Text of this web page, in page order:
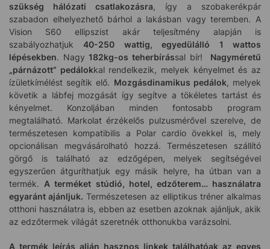
szükség hálózati csatlakozásra, így a szobakerékpár
szabadon elhelyezhető bárhol a lakásban vagy teremben. A
Vision S60 ellipszist akár teljesítmény alapján is
szabályozhatjuk40-250 wattig, egyedülálló 1 wattos
lépésekben. Nagy182kg-os teherbírással bír! Nagyméretű
„párnázott” pedálokkal rendelkezik, melyek kényelmet és az
ízületkímélést segítik elő. Mozgásdinamikus pedálok, melyek
követik a lábfej mozgását így segítve a tökéletes tartást és
kényelmet. Konzoljában minden fontosabb program
megtalálható. Markolat érzékelős pulzusmérővel szerelve, de
természetesen kompatibilis a Polar cardio övekkel is, mely
opcionálisan megvásárolható hozzá. Természetesen szállító
görgő is található az edzőgépen, melyek segítségével
egyszerűen átguríthatjuk egy másik helyre, ha útban van a
termék. A terméket stúdió, hotel, edzőterem… használatra
egyaránt ajánljuk. Természetesen az elliptikus tréner alkalmas
otthoni használatra is, ebben az esetben azoknak ajánljuk, akik
az edzőtermek világát szeretnék otthonukba varázsolni.
A termék leírás alján hasznos linkek találhatóak az egyes